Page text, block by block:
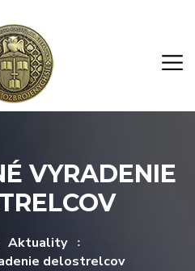
VYRADENIE
Aktuality
delostrelcov